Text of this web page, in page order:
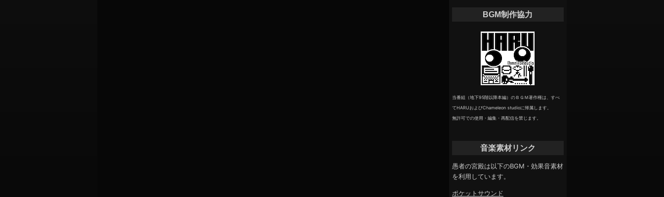
BGM制作協力
当番組（地下95階以降本編）のＢＧＭ著作権は、すべ
てHARUおよびChameleon studioに帰属します。
無許可での使用・編集・再配信を禁じます。
音楽素材リンク
愚者の宮殿は以下のBGM・効果音素材
を利用しています。
ポケットサウンド